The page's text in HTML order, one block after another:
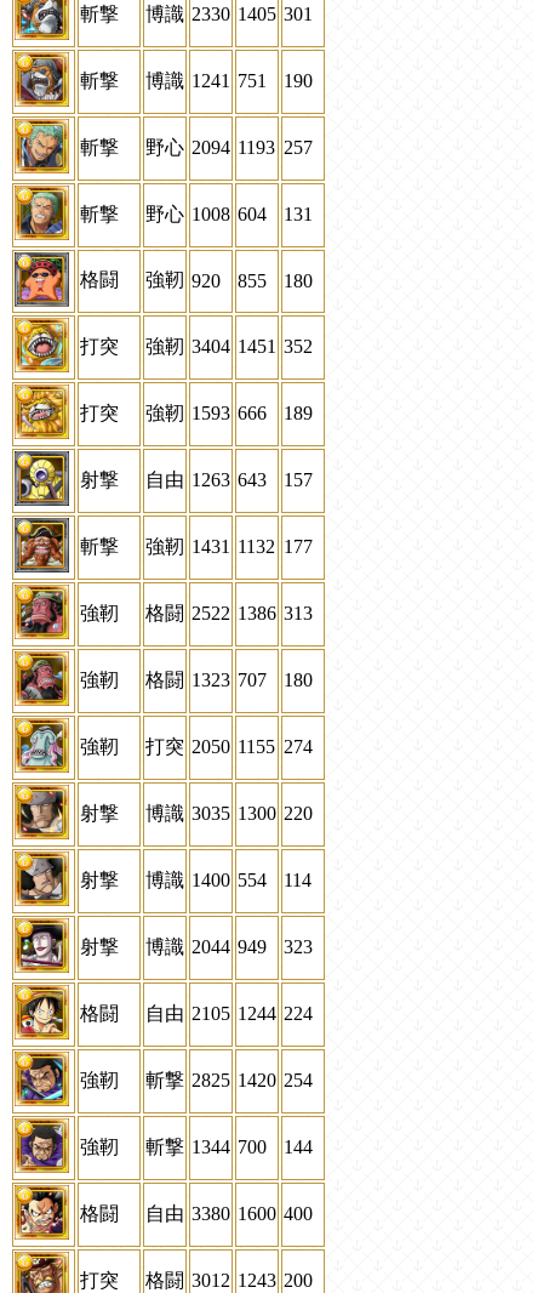
斬撃 博識 2330 1405 301
斬撃 博識 1241 751 190
斬撃 野心 2094 1193 257
斬撃 野心 1008 604 131
格闘 強靭 920 855 180
打突 強靭 3404 1451 352
打突 強靭 1593 666 189
射撃 自由 1263 643 157
斬撃 強靭 1431 1132 177
強靭 格闘 2522 1386 313
強靭 格闘 1323 707 180
強靭 打突 2050 1155 274
射撃 博識 3035 1300 220
射撃 博識 1400 554 114
射撃 博識 2044 949 323
格闘 自由 2105 1244 224
強靭 斬撃 2825 1420 254
強靭 斬撃 1344 700 144
格闘 自由 3380 1600 400
打突 格闘 3012 1243 200